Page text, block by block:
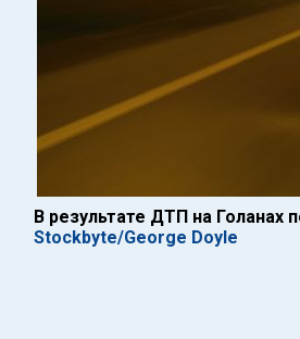
В результате ДТП на Голанах
Stockbyte/George Doyle